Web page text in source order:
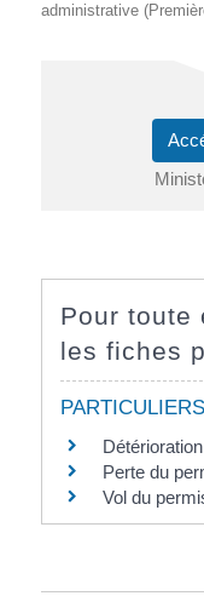
administrative
Pour toute
les fiches
PARTICULIERS
Perte du
Vol du